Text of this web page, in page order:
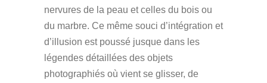
nervures de la peau et celles du bois ou
du marbre. Ce même souci d’intégration et
d’illusion est poussé jusque dans les
légendes détaillées des objets
photographiés où vient se glisser, de